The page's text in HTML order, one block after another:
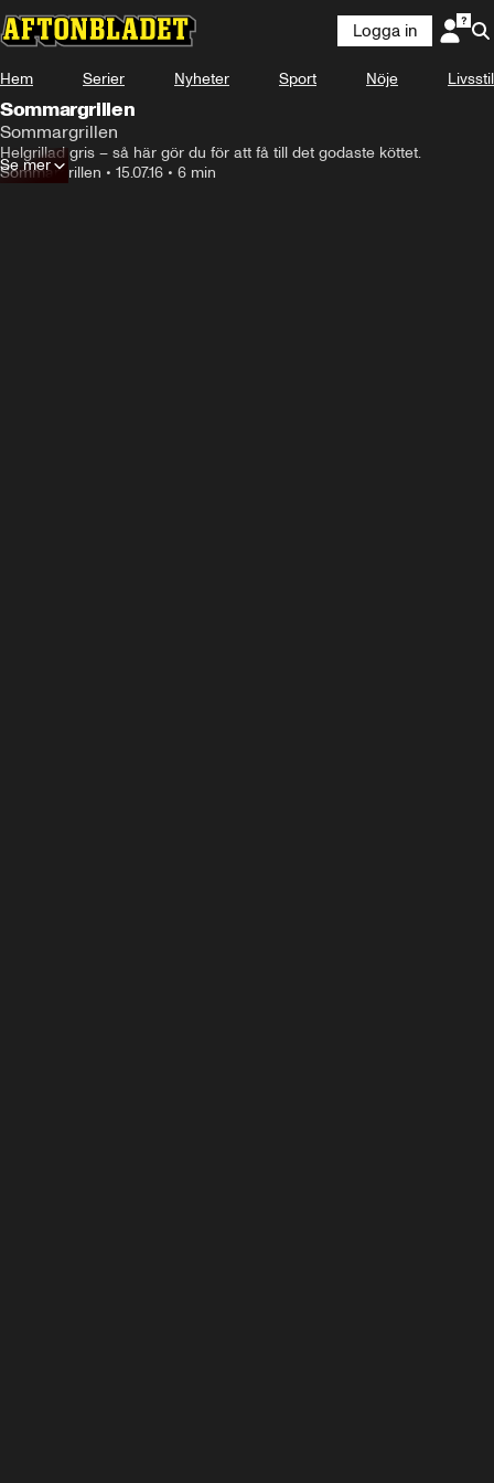
Logga in
Hem Serier Nyheter Sport Nöje Livsstil
Sommargrillen
Sommargrillen
Helgrillad gris – så här gör du för att få till det godaste köttet.
Sommargrillen • 15.07.16 • 6 min
Se mer